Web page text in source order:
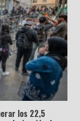
los 22,5